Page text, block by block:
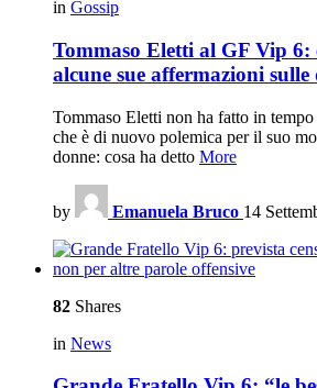
in Gossip
Tommaso Eletti al GF Vip 6:
alcune sue affermazioni sulle
Tommaso Eletti non ha fatto in
che è di nuovo polemica per il suo
donne: cosa ha detto More
by Emanuela Bruco 14
82 Shares
in News